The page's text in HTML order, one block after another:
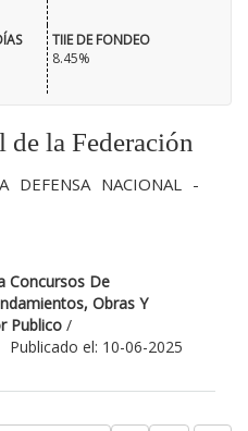
TIIE DE FONDEO
8.45%
la Federación
DEFENSA NACIONAL -
Concursos De
Obras Y
Publico /
Publicado el: 10-06-2025